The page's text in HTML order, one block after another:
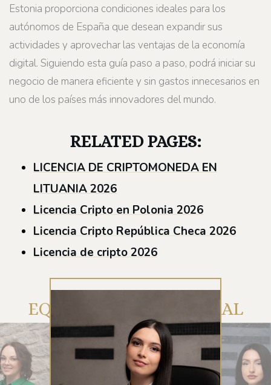
Estonia proporciona condiciones ideales para los
autónomos de España que desean expandir sus
actividades y aprovechar las ventajas de la economía
digital. Siguiendo esta guía paso a paso, podrá iniciar su
negocio de manera eficiente y sin gastos innecesarios en
uno de los países más innovadores del mundo.
RELATED PAGES:
LICENCIA DE CRIPTOMONEDA EN
LITUANIA 2026
Licencia Cripto en Polonia 2026
Licencia Cripto República Checa 2026
Licencia de cripto 2026
EQUIPO DE ATENCIÓN AL
CLIENTE DE RUE